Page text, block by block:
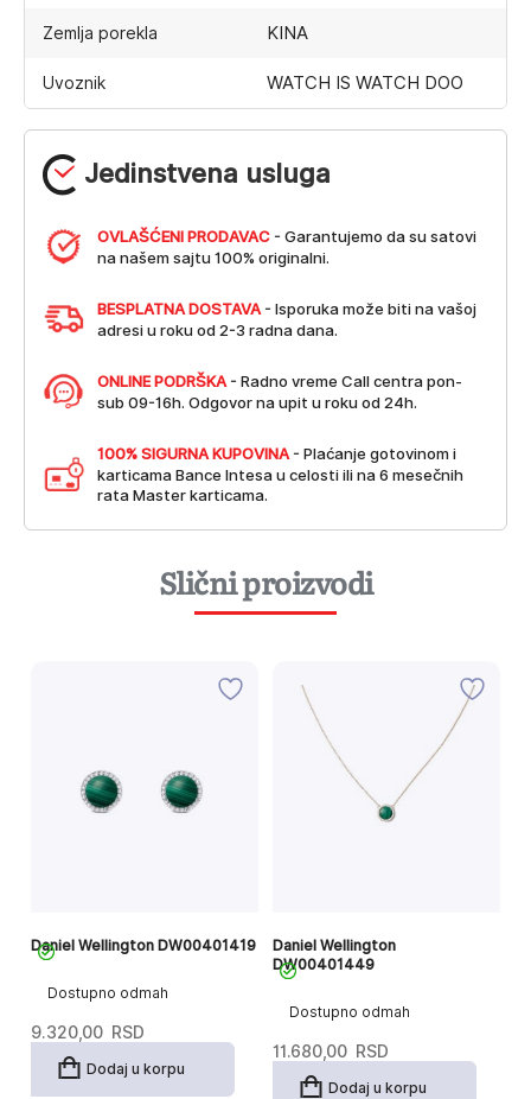
Jedinstvena usluga
OVLAŠĆENI PRODAVAC - Garantujemo da su satovi
na našem sajtu 100% originalni.
BESPLATNA DOSTAVA - Isporuka može biti na vašoj
adresi u roku od 2-3 radna dana.
ONLINE PODRŠKA - Radno vreme Call centra pon-
sub 09-16h. Odgovor na upit u roku od 24h.
100% SIGURNA KUPOVINA - Plaćanje gotovinom i
karticama Bance Intesa u celosti ili na 6 mesečnih
rata Master karticama.
Zemlja porekla KINA
Uvoznik WATCH IS WATCH DOO
Slični proizvodi
Dostupno odmah
Daniel Wellington DW00401419
9.320,00 RSD
Dodaj u korpu
Dostupno odmah
Daniel Wellington
DW00401449
11.680,00 RSD
Dodaj u korpu